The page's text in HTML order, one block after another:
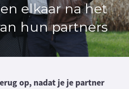
elkaar na het
hun partners
op, nadat je je partner